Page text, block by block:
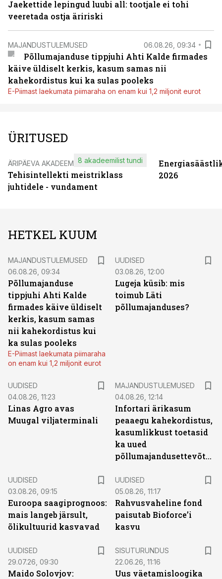
Jaekettide lepingud luubi all: tootjale ei tohi
veeretada ostja äririski
MAJANDUSTULEMUSED 06.08.26, 09:34
Põllumajanduse tippjuhi Ahti Kalde firmades
käive üldiselt kerkis, kasum samas nii
kahekordistus kui ka sulas pooleks
E-Piimast laekumata piimaraha on enam kui 1,2 miljonit eurot
ÜRITUSED
ÄRIPÄEVA AKADEEMIA
Tehisintellekti meistriklass
juhtidele - vundament
8 akadeemilist tundi
2026
HETKEL KUUM
MAJANDUSTULEMUSED
06.08.26, 09:34
Põllumajanduse
tippjuhi Ahti Kalde
firmades käive üldiselt
kerkis, kasum samas
nii kahekordistus kui
ka sulas pooleks
E-Piimast laekumata piimaraha
on enam kui 1,2 miljonit eurot
UUDISED
03.08.26, 12:00
Lugeja küsib: mis
toimub Läti
põllumajanduses?
UUDISED
04.08.26, 11:23
Linas Agro avas
Muugal viljaterminali
MAJANDUSTULEMUSED
04.08.26, 12:14
Infortari ärikasum
peaaegu kahekordistus,
kasumlikkust toetasid
ka uued
põllumajandusettevõtted
UUDISED
03.08.26, 09:15
Euroopa saagiprognoos:
mais langeb järsult,
õlikultuurid kasvavad
UUDISED
05.08.26, 11:17
Rahvusvaheline fond
paisutab Bioforce’i
kasvu
UUDISED
29.07.26, 09:30
Maido Solovjov:
SISUTURUNDUS
22.06.26, 11:16
Uus väetamisloogika